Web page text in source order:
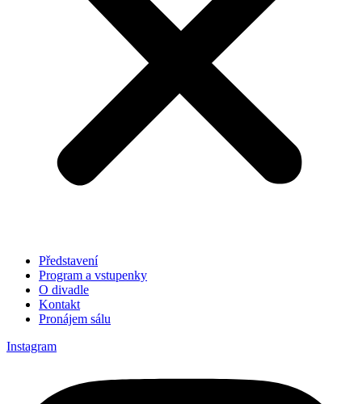
Představení
Program a vstupenky
O divadle
Kontakt
Pronájem sálu
Instagram